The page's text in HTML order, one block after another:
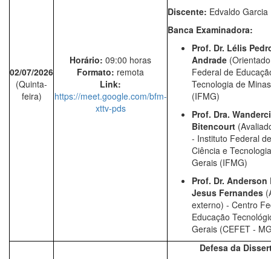
02/07/2026
(Quinta-
feira)
Horário: 09:00 horas
Formato: remota
Link:
https://meet.google.com/bfm-
xttv-pds
Discente: Edvaldo
Banca Examinadora:
Prof. Dr. Lélis
Andrade
Federal de
Tecnologia de
(IFMG)
Prof. Dra.
Bitencourt
- Instituto Federal
Ciência e
Gerais (IFMG)
Prof. Dr. Anderson
Jesus Fernandes (
externo) - Centro
Educação
Gerais (CEFET -
Defesa da